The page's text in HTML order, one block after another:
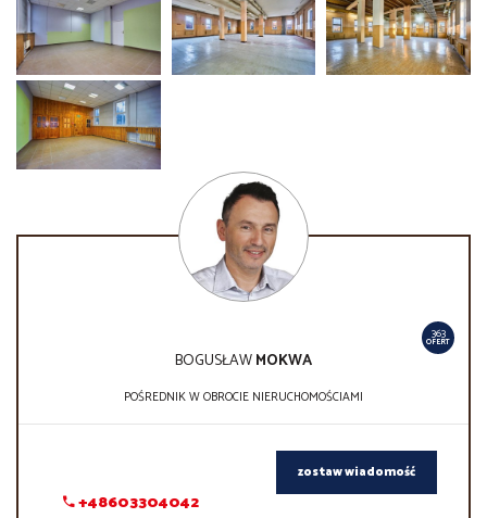
363
OFERT
BOGUSŁAWMOKWA
POŚREDNIK W OBROCIE NIERUCHOMOŚCIAMI
+48603304042
zostaw wiadomość